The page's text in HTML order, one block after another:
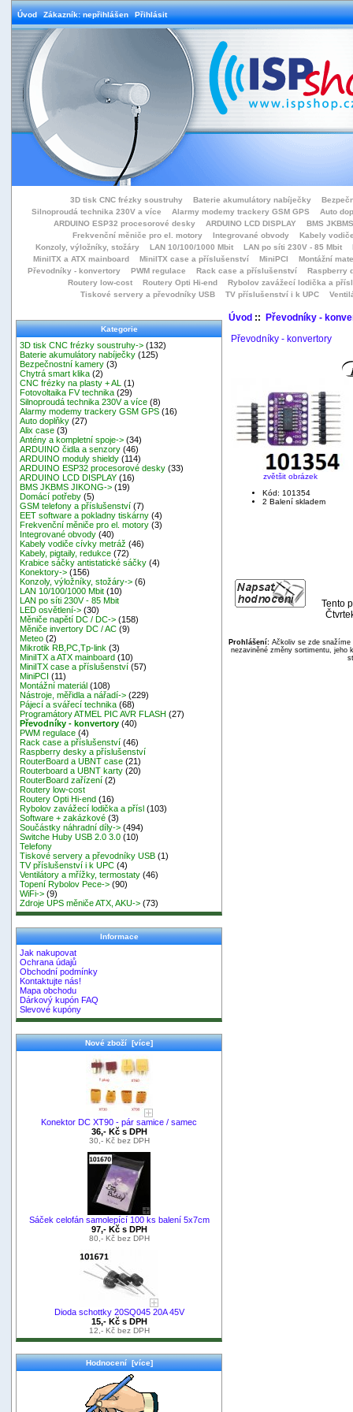
Úvod Zákazník: nepřihlášen Přihlásit
3D tisk CNC frézky soustruhy Baterie akumulátory nabíječky
Silnoproudá technika 230V a více
Alarmy modemy trackery GSM GPS
Auto
ARDUINO ESP32 procesorové desky
ARDUINO LCD DISPLAY
BMS
Frekvenční měniče pro el. motory
Integrované obvody
Kabely
Konzoly, výložníky, stožáry
LAN 10/100/1000 Mbit LAN po síti 230V - 85 Mbit
MiniITX a ATX mainboard
MiniITX case a příslušenství MiniPCI
Montážní
Převodníky - konvertory
PWM regulace Rack case a příslušenství
Raspberry
Routery low-cost
Routery Opti Hi-end
Rybolov zavážecí lodička a přísl
Tiskové servery a převodníky USB
TV příslušenství i k UPC
Kategorie
3D tisk CNC frézky soustruhy-> (132)
Baterie akumulátory nabíječky (125)
Bezpečnostní kamery (3)
Chytrá smart klika (2)
CNC frézky na plasty + AL
(1)
Fotovoltaika FV technika (29)
Silnoproudá technika 230V a více (8)
Alarmy modemy trackery GSM GPS (16)
Auto doplňky (27)
Alix case (3)
Antény a kompletní spoje-> (34)
ARDUINO čidla a senzory (46)
ARDUINO moduly shieldy (114)
ARDUINO ESP32 procesorové desky (33)
ARDUINO LCD DISPLAY (16)
BMS JKBMS JIKONG-> (19)
Domácí potřeby (5)
GSM telefony a příslušenství (7)
EET software a pokladny tiskárny (4)
Frekvenční měniče pro el. motory (3)
Integrované obvody (40)
Kabely vodiče cívky metráž (46)
Kabely, pigtaily, redukce (72)
Krabice sáčky antistatické sáčky (4)
Konektory-> (156)
Konzoly, výložníky, stožáry-> (6)
LAN 10/100/1000 Mbit (10)
LAN po síti 230V - 85 Mbit
LED osvětlení-> (30)
Měniče napětí DC / DC-> (158)
Měniče invertory DC / AC (9)
Meteo (2)
Mikrotik RB,PC,Tp-link (3)
MiniITX a ATX mainboard (10)
MiniITX case a příslušenství (57)
MiniPCI (11)
Montážní materiál (108)
Nástroje, měřidla a nářadí-> (229)
Pájecí a svářecí technika (68)
Programátory ATMEL PIC AVR FLASH (27)
Převodníky - konvertory (40)
PWM regulace (4)
Rack case a příslušenství (46)
Raspberry desky a příslušenství
RouterBoard a UBNT case (21)
Routerboard a UBNT karty (20)
RouterBoard zařízení (2)
Routery low-cost
Routery Opti Hi-end (16)
Rybolov zavážecí lodička a přísl (103)
Software + zakázkové (3)
Součástky náhradní díly-> (494)
Switche Huby USB 2.0 3.0 (10)
Telefony
Tiskové servery a převodníky USB (1)
TV příslušenství i k UPC (4)
Ventilátory a mřížky, termostaty (46)
Topení Rybolov Pece-> (90)
WiFi-> (9)
Zdroje UPS měniče ATX, AKU-> (73)
Informace
Jak nakupovat
Ochrana údajů
Obchodní podmínky
Kontaktujte nás!
Mapa obchodu
Dárkový kupón FAQ
Slevové kupóny
Nové zboží [více]
Konektor DC XT90 - pár samice / samec
36,- Kč s DPH
30,- Kč bez DPH
Sáček celofán samolepící 100 ks balení 5x7cm
97,- Kč s DPH
80,- Kč bez DPH
Dioda schottky 20SQ045 20A 45V
15,- Kč s DPH
12,- Kč bez DPH
Hodnocení [více]
Úvod:: Převodníky -
Převodníky - konvertory
zvětšit obrázek
Kód: 101354
2 Balení skladem
Tento
Prohlášení:Ačkoliv se zde snažíme
nezaviněné změny sortimentu, jeho